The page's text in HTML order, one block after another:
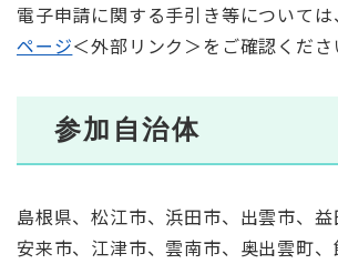
電子申請に関する手引き等については
ページ＜外部リンク＞をご確認くださ
参加自治体
島根県、松江市、浜田市、出雲市、益
安来市、江津市、雲南市、奥出雲町